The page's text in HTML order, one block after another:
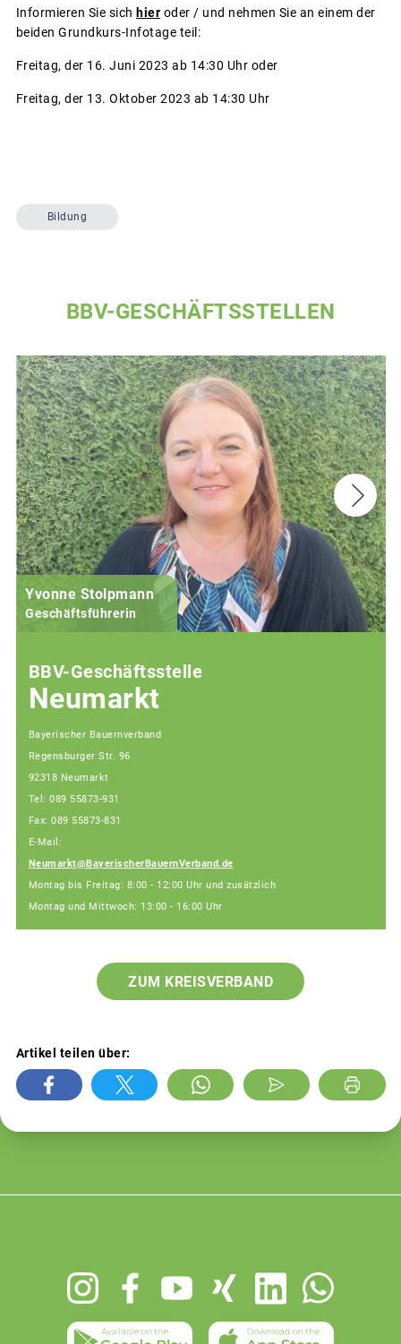
Informieren Sie sich hier oder / und nehmen Sie an einem der
beiden Grundkurs-Infotage teil:
Freitag, der 16. Juni 2023 ab 14:30 Uhr oder
Freitag, der 13. Oktober 2023 ab 14:30 Uhr
Bildung
BBV-GESCHÄFTSSTELLEN
Yvonne Stolpmann
Geschäftsführerin
BBV-Geschäftsstelle
Neumarkt
Bayerischer Bauernverband
Regensburger Str. 96
92318 Neumarkt
Tel: 089 55873-931
Fax: 089 55873-831
E-Mail:
Neumarkt@BayerischerBauernVerband.de
Montag bis Freitag: 8:00 - 12:00 Uhr und zusätzlich
Montag und Mittwoch: 13:00 - 16:00 Uhr
ZUM KREISVERBAND
Artikel teilen über: